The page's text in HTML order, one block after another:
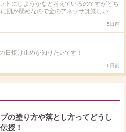
トにしようかなと考えているのですがどち
肌が弱めなので金のアネッサは厳しいの
っているのですがどれがいいでしょうか？
ファンデーションに悩んでいます Tゾーン
になっています！ 海で顔まで水につかり
崩れにくく、カバーもあり、マットでべ
れば教えていただきたいです！ その上に
ばお願いします！！
5日前
日焼け止めが知りたいです！
6日前
の塗り方や落とし方ってどうし
授！